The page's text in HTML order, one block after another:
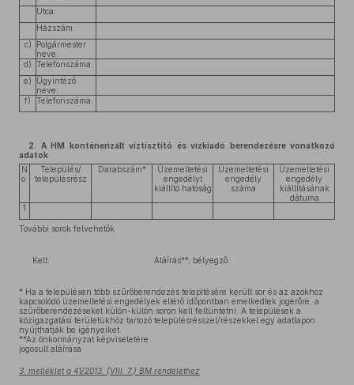
Utca:
Házszám:
c)
Polgármester
neve:
d)
Telefonszáma:
e)
Ügyintéző
neve:
f)
Telefonszáma:
2. A HM konténerizált víztisztító és vízkiadó berendezésre vonatkozó
adatok
N
o.
Település/
településrész
Darabszám*
Üzemeltetési
engedélyt
kiállító hatóság
Üzemeltetési
engedély
száma
Üzemeltetési
engedély
kiállításának
dátuma
1
További sorok felvehetők
Kelt: Aláírás**, bélyegző:
* Ha a településen több szűrőberendezés telepítésére került sor és az azokhoz
kapcsolódó üzemeltetési engedélyek eltérő időpontban emelkedtek jogerőre, a
szűrőberendezéseket külön-külön soron kell feltüntetni. A települések a
közigazgatási területükhöz tartozó településrésszel/részekkel egy adatlapon
nyújthatják be igényeiket.
**Az önkormányzat képviseletére
jogosult aláírása
3. melléklet a 41/2013. (VIII. 7.) BM rendelethez